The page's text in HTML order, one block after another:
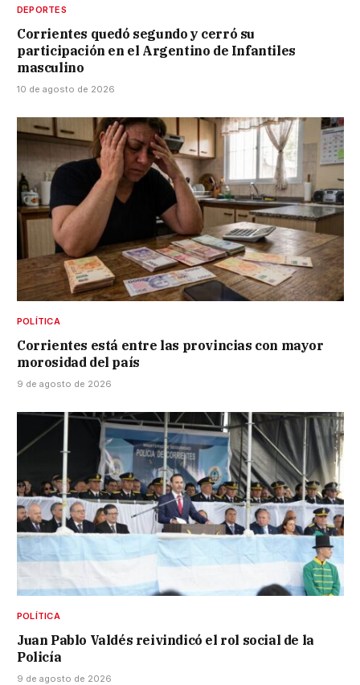
DEPORTES
Corrientes quedó segundo y cerró su
participación en el Argentino de Infantiles
masculino
10 de agosto de 2026
POLÍTICA
Corrientes está entre las provincias con mayor
morosidad del país
9 de agosto de 2026
POLÍTICA
Juan Pablo Valdés reivindicó el rol social de la
Policía
9 de agosto de 2026